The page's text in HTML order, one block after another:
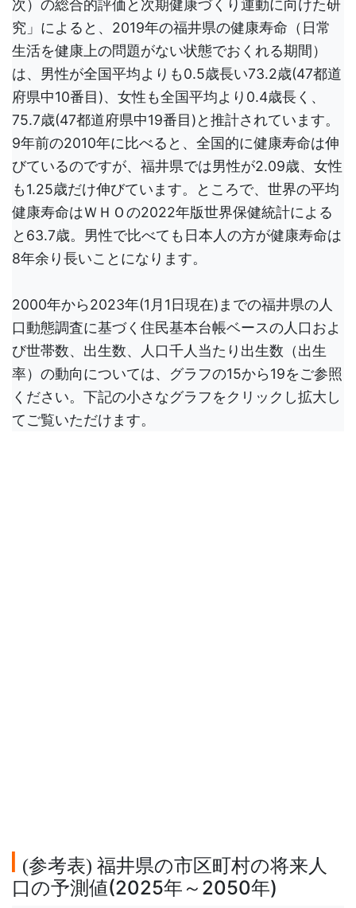
次）の総合的評価と次期健康づくり運動に向けた研
究」によると、2019年の福井県の健康寿命（日常
生活を健康上の問題がない状態でおくれる期間）
は、男性が全国平均よりも0.5歳長い73.2歳(47都道
府県中10番目)、女性も全国平均より0.4歳長く、
75.7歳(47都道府県中19番目)と推計されています。
9年前の2010年に比べると、全国的に健康寿命は伸
びているのですが、福井県では男性が2.09歳、女性
も1.25歳だけ伸びています。ところで、世界の平均
健康寿命はＷＨＯの2022年版世界保健統計による
と63.7歳。男性で比べても日本人の方が健康寿命は
8年余り長いことになります。
2000年から2023年(1月1日現在)までの福井県の人
口動態調査に基づく住民基本台帳ベースの人口およ
び世帯数、出生数、人口千人当たり出生数（出生
率）の動向については、グラフの15から19をご参照
ください。下記の小さなグラフをクリックし拡大し
てご覧いただけます。
(参考表) 福井県の市区町村の将来人
口の予測値(2025年～2050年)